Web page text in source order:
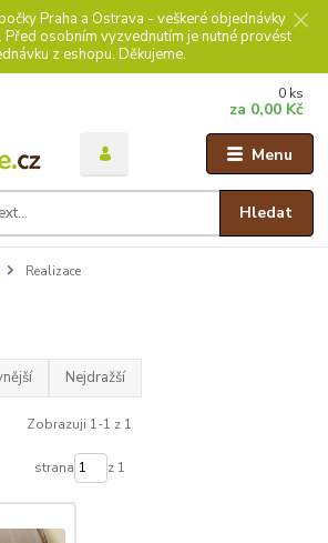
Praha a Ostrava - veškeré objednávky
osobním vyzvednutím je nutné provést
z eshopu. Děkujeme.
Menu
Hledat
0 ks
za 0,00 Kč
Realizace
Nejdražší
Zobrazuji 1-1 z 1
strana z 1